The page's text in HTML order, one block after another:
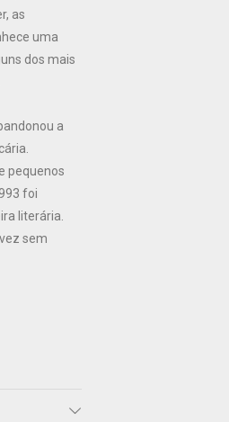
as
uma
dos mais
a
pequenos
foi
literária.
sem